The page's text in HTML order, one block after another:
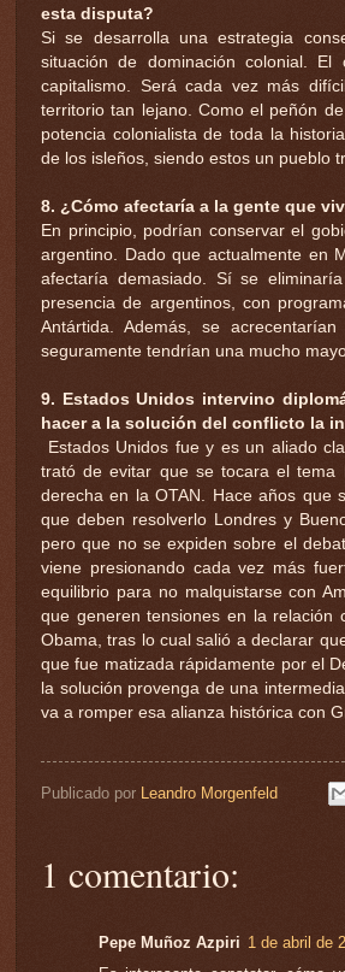
esta disputa?
Si se desarrolla una estrategia
situación de dominación colonial.
capitalismo. Será cada vez más
territorio tan lejano. Como el peñón
potencia colonialista de toda la
de los isleños, siendo estos un pueblo
8. ¿Cómo afectaría a la gente que
En principio, podrían conservar el
argentino. Dado que actualmente en
afectaría demasiado. Sí se
presencia de argentinos, con
Antártida. Además, se
seguramente tendrían una mucho
9. Estados Unidos intervino
hacer a la solución del conflicto la
Estados Unidos fue y es un aliado
trató de evitar que se tocara el tema
derecha en la OTAN. Hace años que
que deben resolverlo Londres y
pero que no se expiden sobre el
viene presionando cada vez más
equilibrio para no malquistarse con
que generen tensiones en la relación
Obama, tras lo cual salió a declarar
que fue matizada rápidamente por el
la solución provenga de una
va a romper esa alianza histórica con
Publicado por Leandro Morgenfeld
1 comentario:
Pepe Muñoz Azpiri 1 de abril de